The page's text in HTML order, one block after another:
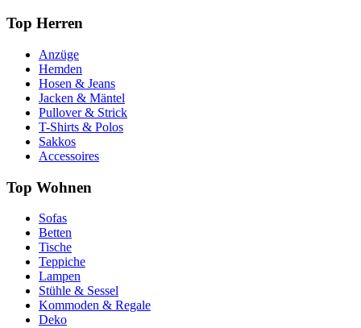
Top Herren
Anzüge
Hemden
Hosen & Jeans
Jacken & Mäntel
Pullover & Strick
T-Shirts & Polos
Sakkos
Accessoires
Top Wohnen
Sofas
Betten
Tische
Teppiche
Lampen
Stühle & Sessel
Kommoden & Regale
Deko